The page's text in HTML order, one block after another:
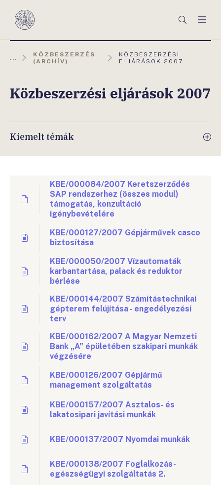
Magyar
Keresés
...
KÖZBESZERZÉS
(ARCHÍV)
AKTUÁLIS
OLDAL:
KÖZBESZERZÉSI
ELJÁRÁSOK 2007
Közbeszerzési eljárások 2007
Kiemelt témák
KBE/000084/2007 Keretszerződés
SAP rendszerhez (összes modul)
támogatás, konzultáció
igénybevételére
KBE/000127/2007 Gépjárművek casco
biztosítása
KBE/000050/2007 Vízautomaták
karbantartása, palack és reduktor
bérlése
KBE/000144/2007 Számítástechnikai
gépterem felújítása - engedélyezési
terv
KBE/000162/2007 A Magyar Nemzeti
Bank „A” épületében szakipari munkák
végzésére
KBE/000126/2007 Gépjármű
management szolgáltatás
KBE/000157/2007 Asztalos- és
lakatosipari javítási munkák
KBE/000137/2007 Nyomdai munkák
KBE/000138/2007 Foglalkozás-
egészségügyi szolgáltatás 2.